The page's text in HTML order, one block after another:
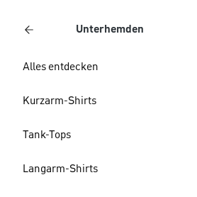
Unterhemden
Alles entdecken
Kurzarm-Shirts
Tank-Tops
Langarm-Shirts